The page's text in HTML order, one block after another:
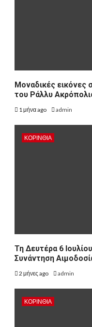
Μοναδικές εικόνες
του Ράλλυ
1 μήνα ago admin
ΚΟΡΙΝΘΊΑ
Τη Δευτέρα 6
Συνάντηση
2 μήνες ago admin
ΚΟΡΙΝΘΊΑ